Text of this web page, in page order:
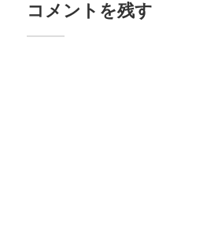
コメントを残す